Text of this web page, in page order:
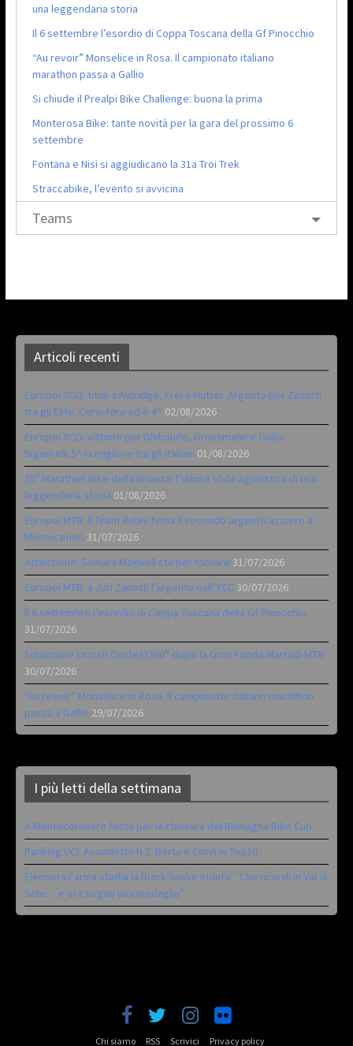
una leggendaria storia
Il 6 settembre l’esordio di Coppa Toscana della Gf Pinocchio
“Au revoir” Monselice in Rosa. Il campionato italiano
marathon passa a Gallio
Si chiude il Prealpi Bike Challenge: buona la prima
Monterosa Bike: tante novità per la gara del prossimo 6
settembre
Fontana e Nisi si aggiudicano la 31a Troi Trek
Straccabike, l’evento si avvicina
Teams
Articoli recenti
Europei XCO: titoli a Aldridge, Frei e Hutter. Argento per Zanotti
tra gli Elite. Corvi fora ed è 4^ 02/08/2026
Europei XCO: vittorie per Ghibaudo, Grossmann e Gallis.
Signorelli 5^ la migliore tra gli italiani 01/08/2026
35ª Marathon Bike della Brianza: l’ultima sfida agonistica di una
leggendaria storia 01/08/2026
Europei MTB: il Team Relay firma il secondo argento azzurro a
Monteceneri 31/07/2026
Attenzione: Samara Maxwell sta per tornare 31/07/2026
Europei MTB: a Juri Zanotti l’argento nell’XCC 30/07/2026
Il 6 settembre l’esordio di Coppa Toscana della Gf Pinocchio
31/07/2026
Situazione circuiti Contest360° dopo la Gran Fondo Marradi MTB
30/07/2026
“Au revoir” Monselice in Rosa. Il campionato italiano marathon
passa a Gallio 29/07/2026
I più letti della settimana
A Montecoronaro festa per la chiusura del Romagna Bike Cup
Ranking UCI: Avondetto N.2. Berta e Corvi in Top10
Eleonora Farina studia la Black Snake iridata: “Che ricordi in Val di
Sole… e ora sogno una medaglia”
Chi siamo RSS Scrivici Privacy policy